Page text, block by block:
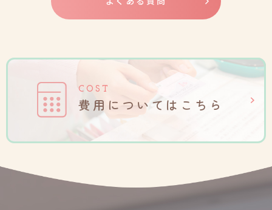
COST
費用についてはこちら